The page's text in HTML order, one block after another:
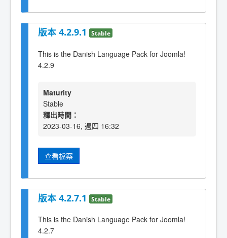
版本 4.2.9.1 Stable
This is the Danish Language Pack for Joomla!
4.2.9
Maturity
Stable
釋出時間：
2023-03-16, 週四 16:32
查看檔案
版本 4.2.7.1 Stable
This is the Danish Language Pack for Joomla!
4.2.7